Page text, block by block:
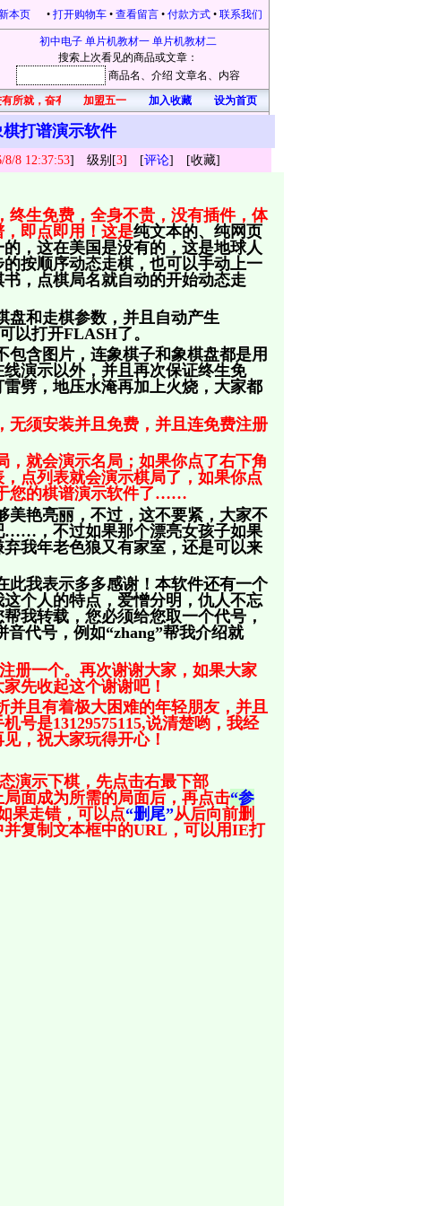
本页 • 打开购物车 • 查看留言 • 付款方式 • 联系我们
初中电子 单片机教材一 单片机教材二
搜索上次看见的商品或文章：
商品名 、介绍 文章名 、内容
所就，奋有所获，开心每一天！凡在本站购物的，均有礼品赠送。本站为感恩新老客
加盟五一 加入收藏 设为首页
打谱演示软件
8/8 12:37:53] 级别[3] [评论] [收藏]
终生免费，全身不贵，没有插件，体
即点即用！这是纯文本的、纯网页
，这在美国是没有的，这是地球人
按顺序动态走棋，也可以手动上一
，点棋局名就自动的开始动态走
盘和走棋参数，并且自动产生
以打开FLASH了。
含图片，连象棋子和象棋盘都是用
演示以外，并且再次保证终生免
劈，地压水淹再加上火烧，大家都
无须安装并且免费，并且连免费注册
就会演示名局；如果你点了右下角
点列表就会演示棋局了，如果你点
您的棋谱演示软件了……
美艳亮丽，不过，这不要紧，大家不
……，不过如果那个漂亮女孩子如果
我年老色狼又有家室，还是可以来
此我表示多多感谢！本软件还有一个
个人的特点，爱憎分明，仇人不忘
我转载，您必须给您取一个代号，
代号，例如“zhang”帮我介绍就
册一个。再次谢谢大家，如果大家
先收起这个谢谢吧！
并且有着极大困难的年轻朋友，并且
号是13129575115,说清楚哟，我经
，祝大家玩得开心！
演示下棋，先点击右最下部
面成为所需的局面后，再点击“参
果走错，可以点“删尾”从后向前删
复制文本框中的URL，可以用IE打